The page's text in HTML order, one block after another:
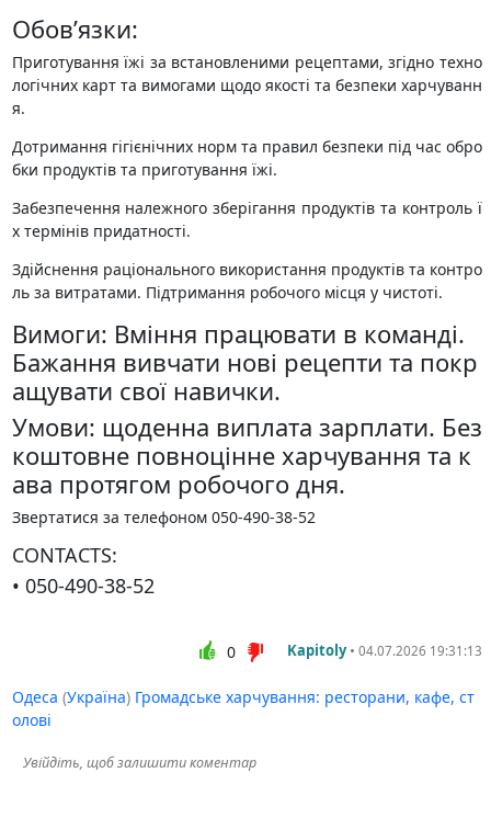
Обов’язки:
Приготування їжі за встановленими рецептами, згідно техно
логічних карт та вимогами щодо якості та безпеки харчуванн
я.
Дотримання гігієнічних норм та правил безпеки під час обро
бки продуктів та приготування їжі.
Забезпечення належного зберігання продуктів та контроль ї
х термінів придатності.
Здійснення раціонального використання продуктів та контро
ль за витратами. Підтримання робочого місця у чистоті.
Вимоги: Вміння працювати в команді.
Бажання вивчати нові рецепти та покр
ащувати свої навички.
Умови: щоденна виплата зарплати. Без
коштовне повноцінне харчування та к
ава протягом робочого дня.
Звертатися за телефоном 050-490-38-52
CONTACTS:
• 050-490-38-52
Kapitoly• 04.07.2026 19:31:13
0
Одеса (Україна) Громадське харчування: ресторани, кафе, ст
олові
Увійдіть, щоб залишити коментар